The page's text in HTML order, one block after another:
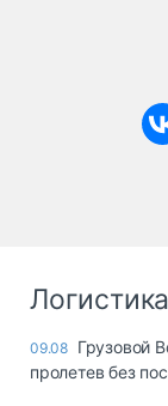
09.08 Грузовой
пролетев без